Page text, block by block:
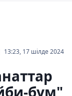
13:23, 17 шілде 2024
бум"